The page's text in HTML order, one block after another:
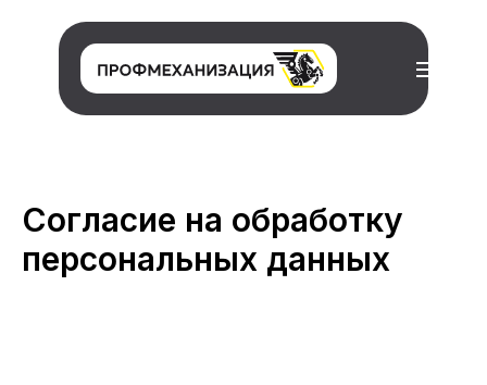
Согласие на обработку
персональных данных